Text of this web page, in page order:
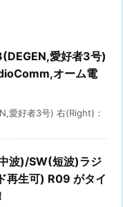
愛好者3号)
オーム電
愛好者3号) 右(Right)：
波)/SW(短波)ラジ
再生可) R09 がタイ